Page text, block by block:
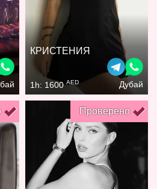
КРИСТЕНИЯ
1h: 1600AED Дубай
Проверено